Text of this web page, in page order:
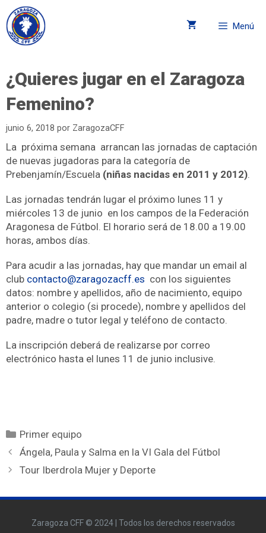
Menú
¿Quieres jugar en el Zaragoza
Femenino?
junio 6, 2018 por ZaragozaCFF
La próxima semana arrancan las jornadas de captación
de nuevas jugadoras para la categoría de
Prebenjamín/Escuela (niñas nacidas en 2011 y 2012).
Las jornadas tendrán lugar el próximo lunes 11 y
miércoles 13 de junio en los campos de la Federación
Aragonesa de Fútbol. El horario será de 18.00 a 19.00
horas, ambos días.
Para acudir a las jornadas, hay que mandar un email al
club contacto@zaragozacff.es con los siguientes
datos: nombre y apellidos, año de nacimiento, equipo
anterior o colegio (si procede), nombre y apellidos del
padre, madre o tutor legal y teléfono de contacto.
La inscripción deberá de realizarse por correo
electrónico hasta el lunes 11 de junio inclusive.
Primer equipo
Ángela, Paula y Salma en la VI Gala del Fútbol
Tour Iberdrola Mujer y Deporte
Zaragoza CFF © 2024 | Todos los derechos reservados